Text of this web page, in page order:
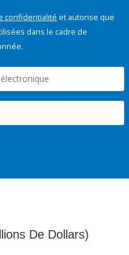
confidentialité et autorise que
dans le cadre de
De Dollars)